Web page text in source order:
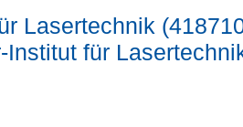
Lasertechnik
Institut für